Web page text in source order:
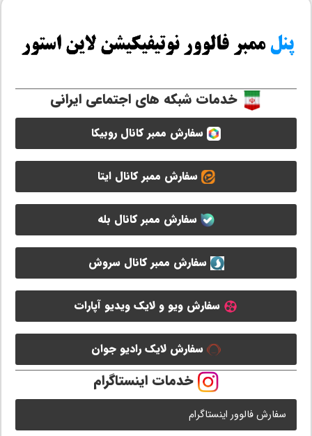
خدمات شبکه های اجتماعی ایرانی
سفارش ممبر کانال روبیکا
سفارش ممبر کانال ایتا
سفارش ممبر کانال بله
سفارش ممبر کانال سروش
سفارش ویو و لایک ویدیو آپارات
سفارش لایک رادیو جوان
خدمات اینستاگرام
سفارش فالوور اینستاگرام